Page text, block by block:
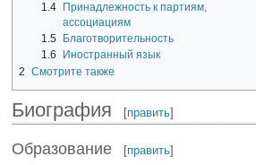
1.4
Принадлежность к партиям,
ассоциациям
1.5
Благотворительность
1.6
Иностранный язык
2
Смотрите также
Биография [править]
Образование [править]